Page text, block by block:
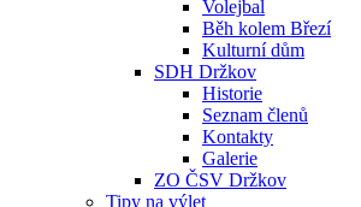
Volejbal
Běh kolem Březí
Kulturní dům
SDH Držkov
Historie
Seznam členů
Kontakty
Galerie
ZO ČSV Držkov
Tipy na výlet